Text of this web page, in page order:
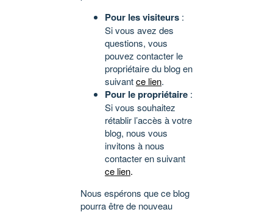
Pour les visiteurs :
Si vous avez des
questions, vous
pouvez contacter le
propriétaire du blog en
suivantce lien.
Pour le propriétaire :
Si vous souhaitez
rétablir l’accès à votre
blog, nous vous
invitons à nous
contacter en suivant
ce lien.
Nous espérons que ce blog
pourra être de nouveau